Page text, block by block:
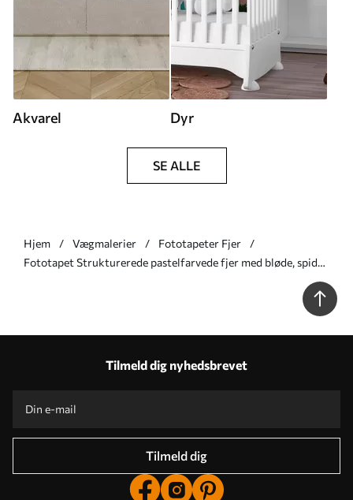
Akvarel Dyr
SE ALLE
Hjem Vægmalerier
Fototapeter Fjer
Fototapet Strukturerede pastelfarvede fjer med bløde, spidse
Tilmeld dig nyhedsbrevet
Tilmeld dig